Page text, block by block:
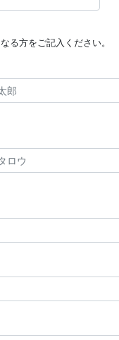
る方をご記入ください。